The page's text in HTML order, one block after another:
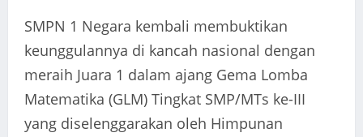
SMPN 1 Negara kembali membuktikan
keunggulannya di kancah nasional dengan
meraih Juara 1 dalam ajang Gema Lomba
Matematika (GLM) Tingkat SMP/MTs ke-III
yang diselenggarakan oleh Himpunan